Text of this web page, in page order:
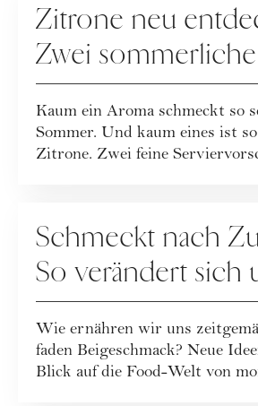
Zitrone neu
Zwei
mit Frischekick
Kaum ein Aroma schmeckt so
Sommer. Und kaum eines ist
Zitrone. Zwei feine
Schmeckt nach
So verändert sich
Ernährung
Wie ernähren wir uns
faden Beigeschmack? Neue
Blick auf die Food-Welt von